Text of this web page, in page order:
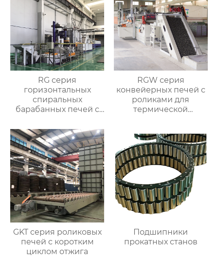
RG серия
горизонтальных
спиральных
барабанных печей с
атмосферой для
термической
обработки
RGW серия
конвейерных печей с
роликами для
термической
GKT серия роликовых
печей с коротким
циклом отжига
Подшипники
прокатных станов